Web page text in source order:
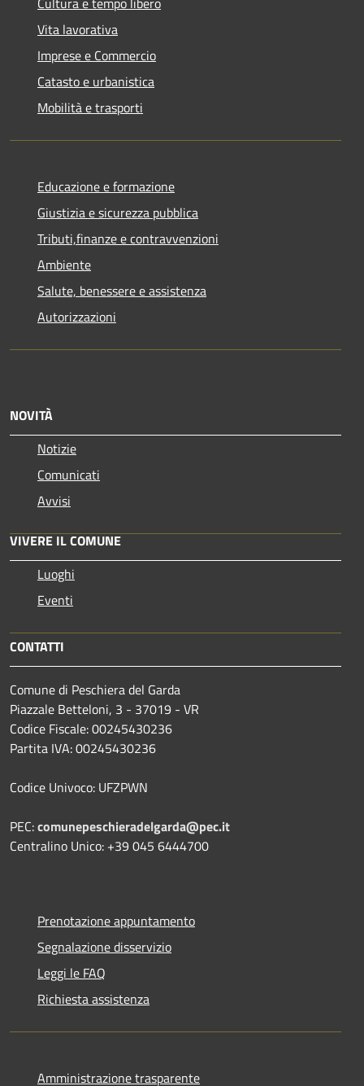
Vita lavorativa
Imprese e Commercio
Catasto e urbanistica
Mobilità e trasporti
Educazione e formazione
Giustizia e sicurezza pubblica
Tributi,finanze e contravvenzioni
Ambiente
Salute, benessere e assistenza
Autorizzazioni
NOVITÀ
Notizie
Comunicati
Avvisi
VIVERE IL COMUNE
Luoghi
Eventi
CONTATTI
Comune di Peschiera del Garda
Piazzale Betteloni, 3 - 37019 - VR
Codice Fiscale: 00245430236
Partita IVA: 00245430236
Codice Univoco: UFZPWN
PEC:comunepeschieradelgarda@pec.it
Centralino Unico: +39 045 6444700
Prenotazione appuntamento
Segnalazione disservizio
Leggi le FAQ
Richiesta assistenza
Amministrazione trasparente